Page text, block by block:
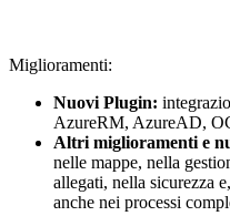
Miglioramenti:
Nuovi Plugin:
AzureRM, AzureAD,
Altri miglioramenti e
nelle mappe, nella
allegati, nella sicurezza
anche nei processi